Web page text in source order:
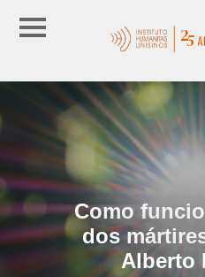
Como
dos
Alberto